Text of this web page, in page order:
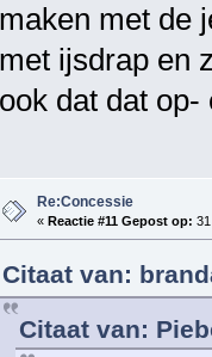
maken met de
met ijsdrap en
ook dat dat
Re:Concessie
« Reactie #11 Gepost op:
Citaat van:
Citaat van: